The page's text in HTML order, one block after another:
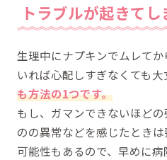
トラブルが起きてし
生理中にナプキンでムレて
いれば心配しすぎなくても大
も方法の1つです。
もし、ガマンできないほど
のの異常などを感じたとき
可能性もあるので、早めに病